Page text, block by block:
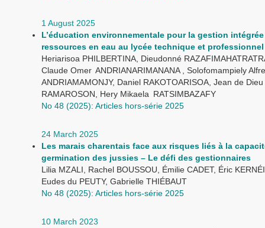
1 August 2025
L’éducation environnementale pour la gestion
ressources en eau au lycée technique et
Heriarisoa PHILBERTINA, Dieudonné
Claude Omer ANDRIANARIMANANA , Solofomampiely
ANDRIAMAMONJY, Daniel RAKOTOARISOA, Jean de Dieu
RAMAROSON, Hery Mikaela RATSIMBAZAFY
No 48 (2025): Articles hors-série 2025
24 March 2025
Les marais charentais face aux risques liés à la
germination des jussies – Le défi des gestionnaires
Lilia MZALI, Rachel BOUSSOU, Émilie CADET, Éric
Eudes du PEUTY, Gabrielle THIÉBAUT
No 48 (2025): Articles hors-série 2025
10 March 2023